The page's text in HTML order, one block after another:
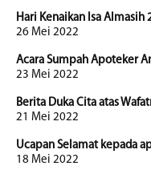
Hari Kenaikan Isa Almasih
26 Mei 2022
Acara Sumpah Apoteker
23 Mei 2022
Berita Duka Cita atas
21 Mei 2022
Ucapan Selamat kepada
18 Mei 2022